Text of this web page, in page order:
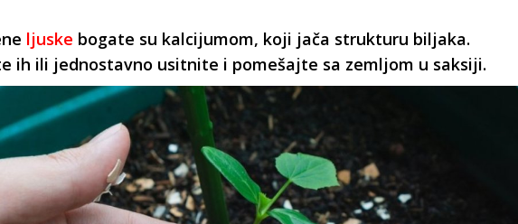
ljuske bogate su kalcijumom, koji jača strukturu biljaka.
ih ili jednostavno usitnite i pomešajte sa zemljom u saksiji.